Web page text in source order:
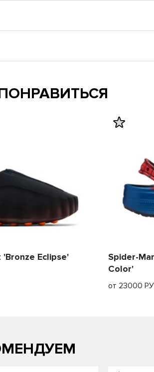
Eclipse'
Spider-
Color'
от 23000